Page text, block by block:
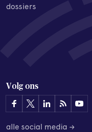
dossiers
Volg ons
alle social media →